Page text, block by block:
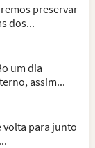
preservar
dos...
um dia
assim...
volta para junto